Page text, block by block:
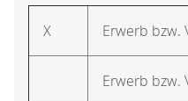
X Erwerb bzw.
Erwerb bzw.